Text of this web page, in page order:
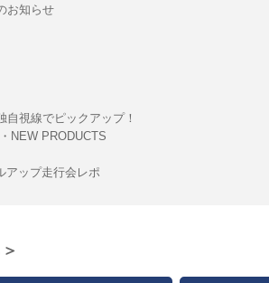
お知らせ
視線でピックアップ！
NEW PRODUCTS
アップ走行会レポ